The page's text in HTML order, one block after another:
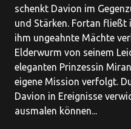
schenkt Davion im
und Stärken. Fortan fließt
ihm ungeahnte Mächte
Elderwurm von seinem
eleganten Prinzessin
eigene Mission verfolgt.
Davion in Ereignisse
ausmalen können...